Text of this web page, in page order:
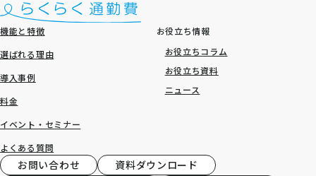
機能と特徴
選ばれる理由
導入事例
料金
イベント・セミナー
よくある質問
お役立ち情報
お役立ちコラム
お役立ち資料
ニュース
お問い合わせ 資料ダウンロード